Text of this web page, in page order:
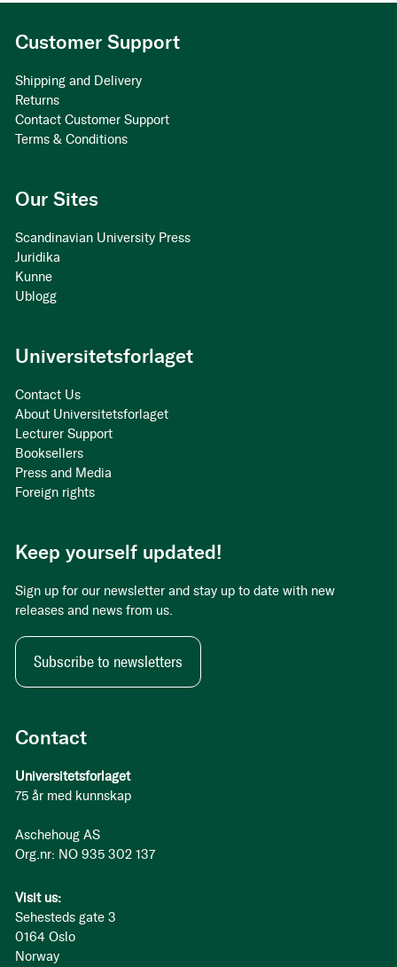
Contact
Universitetsforlaget
75 år med kunnskap
Aschehoug AS
Org.nr: NO 935 302 137
Visit us:
Sehesteds gate 3
0164 Oslo
Norway
Customer Support
Shipping and Delivery
Returns
Contact Customer Support
Terms & Conditions
Our Sites
Scandinavian University Press
Juridika
Kunne
Ublogg
Universitetsforlaget
Contact Us
About Universitetsforlaget
Lecturer Support
Booksellers
Press and Media
Foreign rights
Keep yourself updated!
Sign up for our newsletter and stay up to date with new
releases and news from us.
Subscribe to newsletters